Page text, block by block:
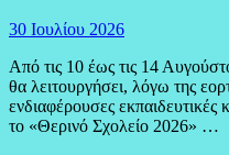
30 Ιουλίου 2026
Από τις 10 έως τις 14
θα λειτουργήσει, λόγω της
ενδιαφέρουσες εκπαιδευτικές
το «Θερινό Σχολείο 2026» …